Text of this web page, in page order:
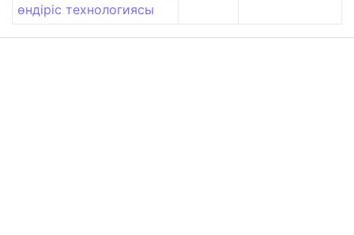
өндіріс технологиясы